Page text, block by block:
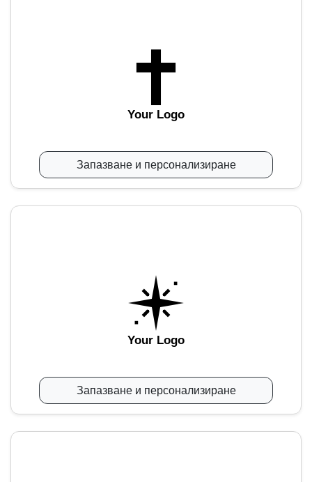
Your Logo
Запазване и персонализиране
Your Logo
Запазване и персонализиране